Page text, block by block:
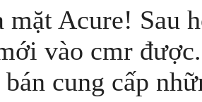
mặt Acure! Sau
vào cmr
cung cấp